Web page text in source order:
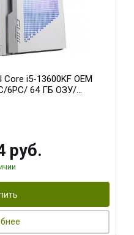
i5-13600KF OEM
6PC/ 64 ГБ ОЗУ/
8GB GDDR7 128bit
руб.